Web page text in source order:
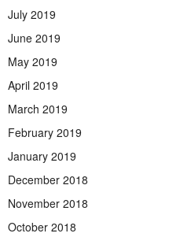
July 2019
June 2019
May 2019
April 2019
March 2019
February 2019
January 2019
December 2018
November 2018
October 2018